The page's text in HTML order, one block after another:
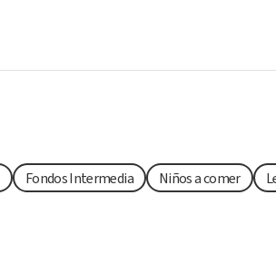
Fondos Intermedia Niños a comer